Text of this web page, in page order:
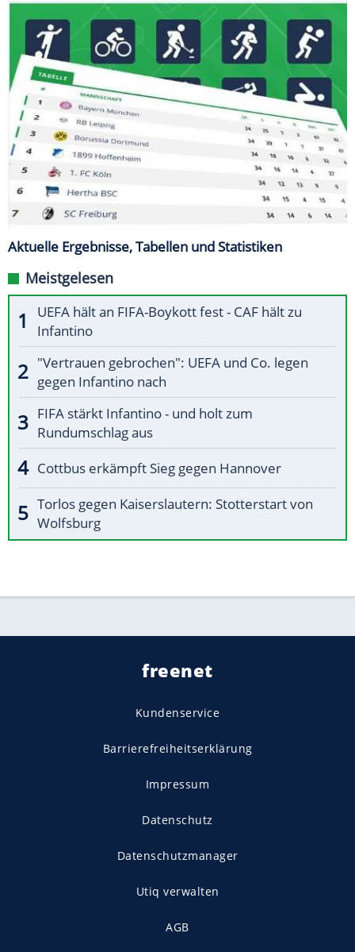
Aktuelle Ergebnisse, Tabellen und Statistiken
Meistgelesen
UEFA hält an FIFA-Boykott fest - CAF hält zu
Infantino
"Vertrauen gebrochen": UEFA und Co. legen
gegen Infantino nach
FIFA stärkt Infantino - und holt zum
Rundumschlag aus
Cottbus erkämpft Sieg gegen Hannover
Torlos gegen Kaiserslautern: Stotterstart von
Wolfsburg
freenet
Kundenservice
Barrierefreiheitserklärung
Impressum
Datenschutz
Datenschutzmanager
Utiq verwalten
AGB